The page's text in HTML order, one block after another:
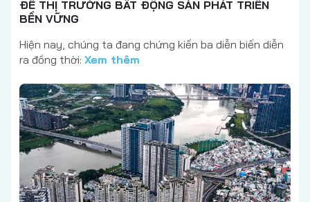
ĐỂ THỊ TRƯỜNG BẤT ĐỘNG SẢN PHÁT TRIỂN
BỀN VỮNG
Hiện nay, chúng ta đang chứng kiến ba diễn biến diễn
ra đồng thời: Xem thêm